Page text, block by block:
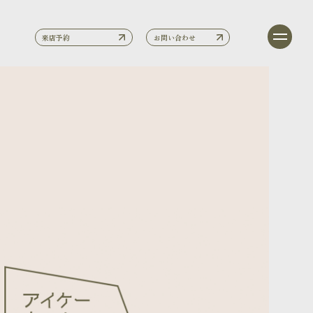
来店予約 お問い合わせ